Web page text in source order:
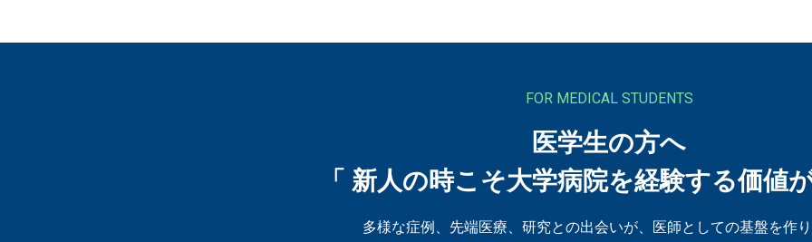
FOR MEDICAL STUDENTS
医学生の方へ
「 新人の時こそ大学病院を経験する価値
多様な症例、先端医療、研究との出会いが、医師としての基盤を作り